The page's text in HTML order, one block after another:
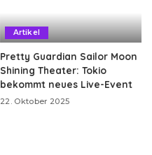
Artikel
Pretty Guardian Sailor Moon
Shining Theater: Tokio
bekommt neues Live-Event
22. Oktober 2025